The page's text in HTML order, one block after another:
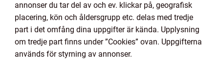
annonser du tar del av och ev. klickar på, geografisk
placering, kön och åldersgrupp etc. delas med tredje
part i det omfång dina uppgifter är kända. Upplysning
om tredje part finns under ”Cookies” ovan. Uppgifterna
används för styrning av annonser.